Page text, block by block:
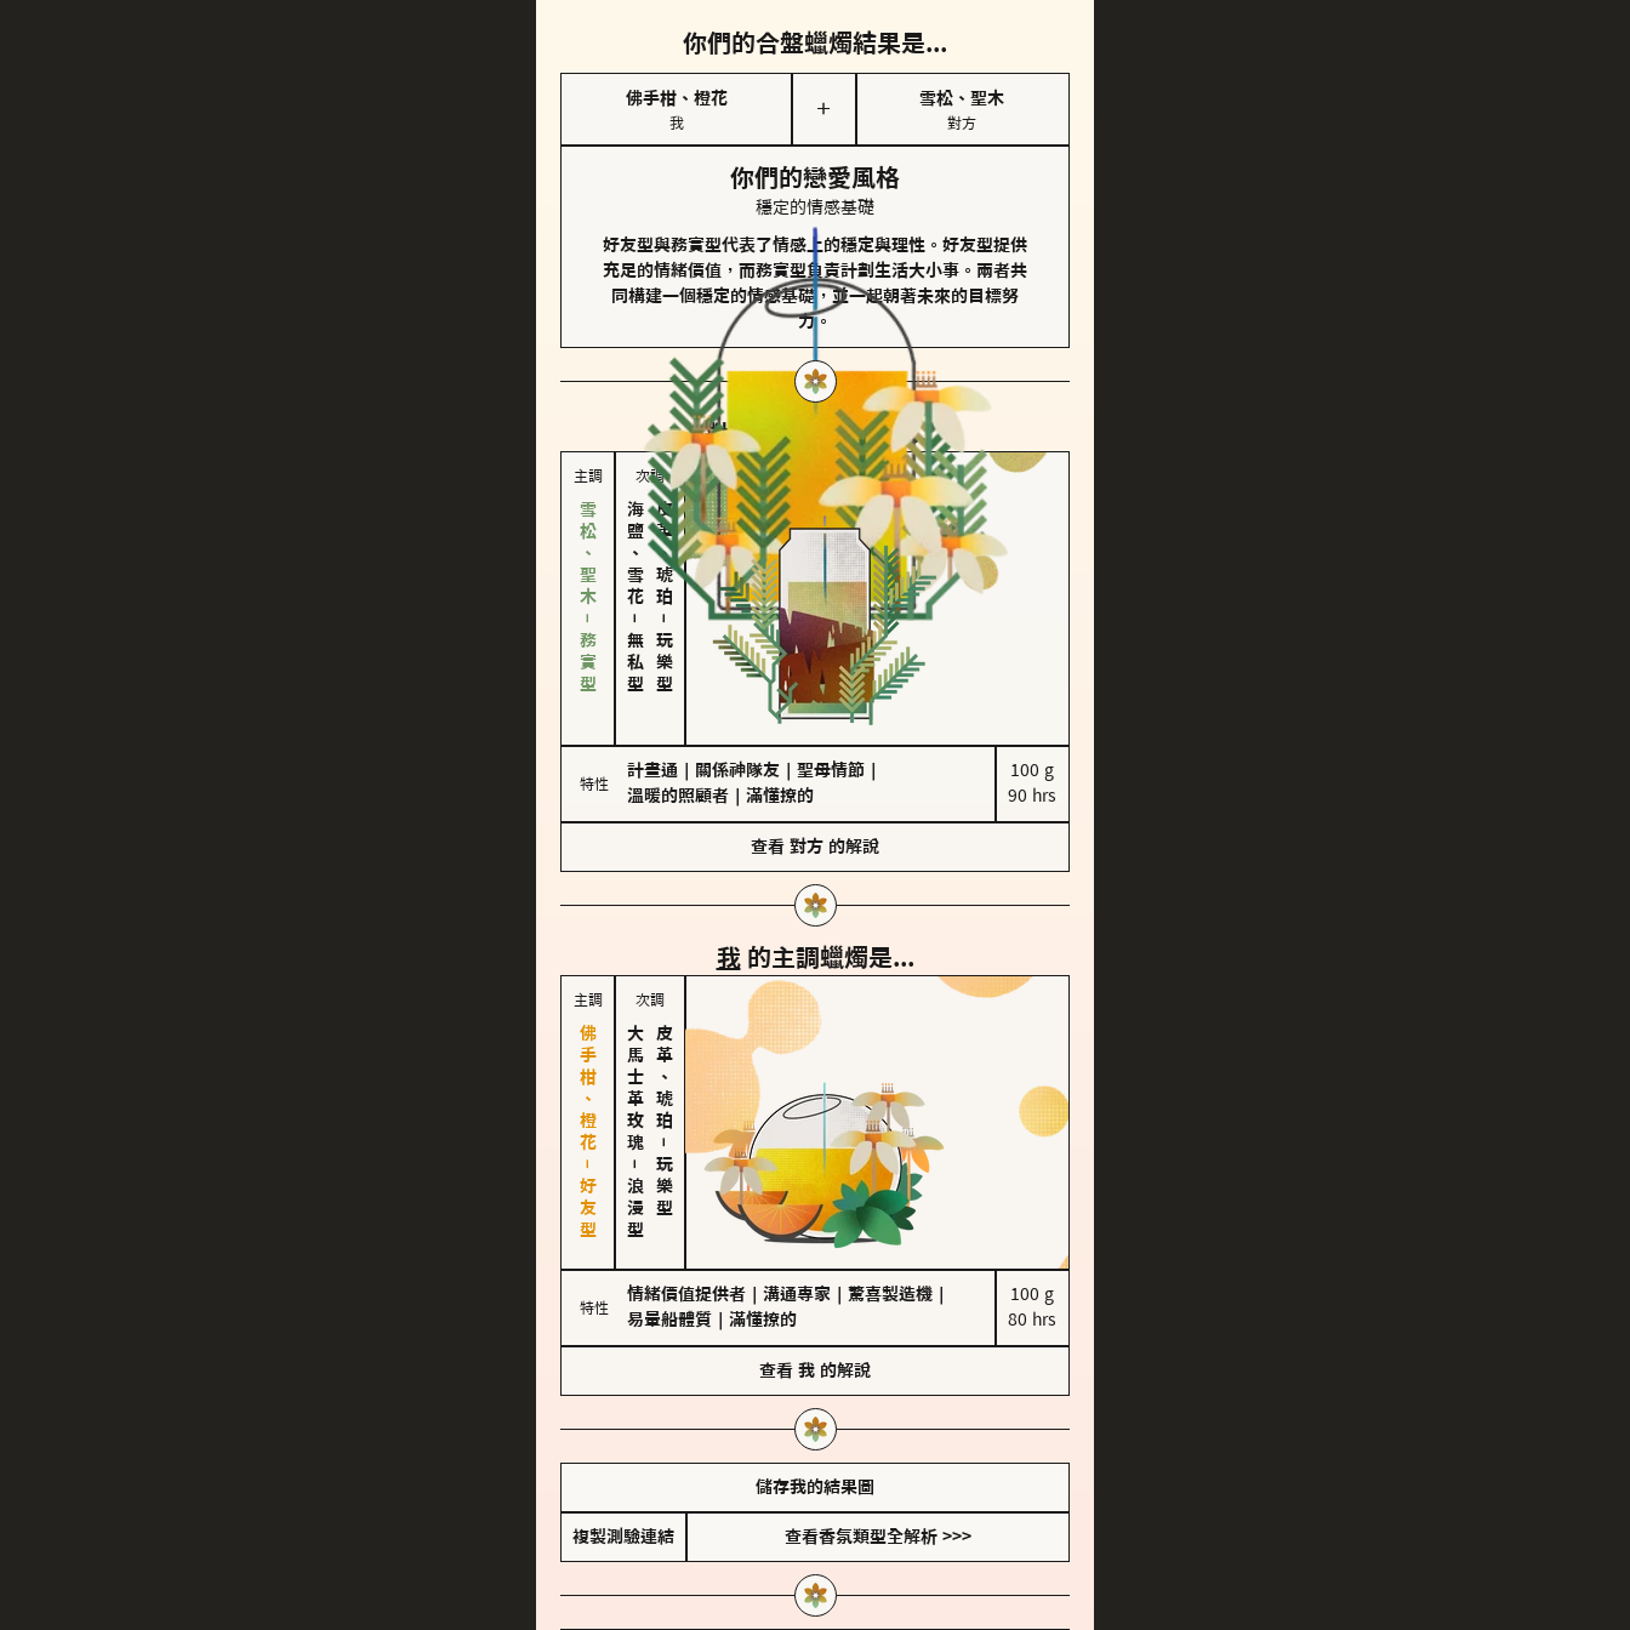
你們的合盤蠟燭結果是...
佛手柑、橙花
我
＋
雪松、聖木
對方
你們的戀愛風格
穩定的情感基礎
好友型與務實型代表了情感上的穩定與理性。好友型提供
充足的情緒價值，而務實型負責計劃生活大小事。兩者共
同構建一個穩定的情感基礎，並一起朝著未來的目標努
力。
對方的主調蠟燭是...
主調
雪松、聖木－務實型
次調
海鹽、雪花
－
無私型
皮革、琥珀
－
玩樂型
特性
計畫通 關係神隊友 聖母情節
溫暖的照顧者
滿懂撩的
100 g
90 hrs
查看 對方 的解說
我 的主調蠟燭是...
主調
佛手柑、橙花－好友型
次調
大馬士革玫瑰
－
浪漫型
皮革、琥珀
－
玩樂型
特性
情緒價值提供者 溝通專家 驚喜製造機
易暈船體質
滿懂撩的
100 g
80 hrs
查看 我 的解說
儲存我的結果圖
複製測驗連結 查看香氛類型全解析 >>>